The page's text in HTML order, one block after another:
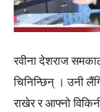
रवीना देशराज
चिनिन्छिन् । उनी
राखेर र आफ्नो